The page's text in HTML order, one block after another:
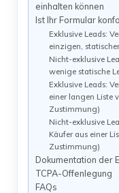
einhalten können
Ist Ihr Formular
Exklusive Leads:
einzigen,
Nicht-exklusive
wenige statische
Exklusive Leads:
einer langen Liste
Zustimmung)
Nicht-exklusive
Käufer aus einer
Zustimmung)
Dokumentation der
TCPA-Offenlegung
FAQs